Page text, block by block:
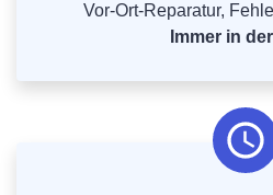
Vor-Ort-Reparatur,
Immer in